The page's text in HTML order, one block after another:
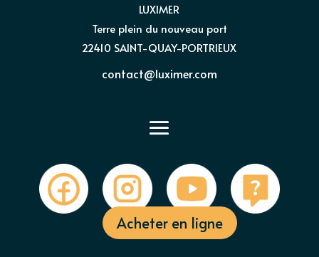
LUXIMER
Terre plein du nouveau port
22410 SAINT-QUAY-PORTRIEUX
contact@luximer.com
Acheter en ligne